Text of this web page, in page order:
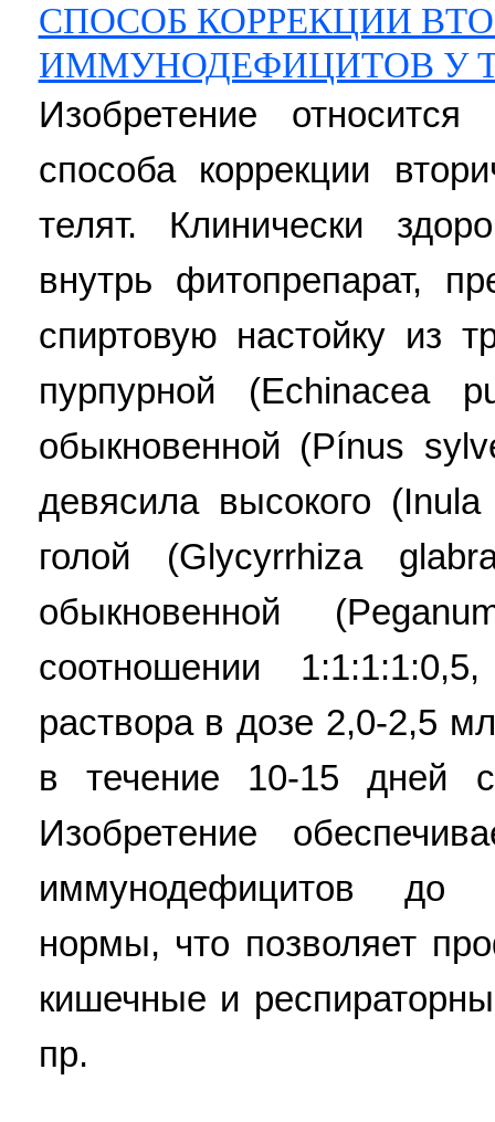
СПОСОБ КОРРЕКЦИИ
ИММУНОДЕФИЦИТОВ У
Изобретение
способа коррекции
телят. Клинически
внутрь фитопрепарат,
спиртовую настойку из
пурпурной (Echinacea
обыкновенной (Pínus
девясила высокого
голой (Glycyrrhiza
обыкновенной
соотношении
раствора в дозе 2,0-2,5
в течение 10-15 дней
Изобретение
иммунодефицитов до
нормы, что позволяет
кишечные и
пр.